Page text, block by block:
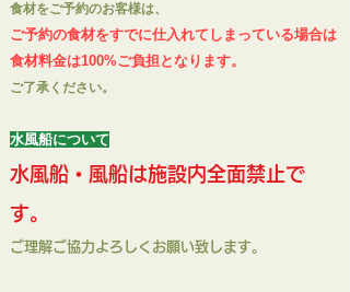
食材をご予約のお客様は、
ご予約の食材をすでに仕入れてしまっている場合は
食材料金は100%ご負担となります。
ご了承ください。
水風船について
水風船・風船は施設内全面禁止で
す。
ご理解ご協力​よろしくお願い致します。